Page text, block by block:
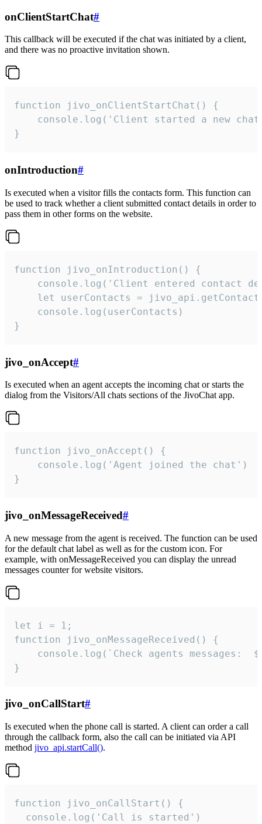
onClientStartChat#
This callback will be executed if the chat was initiated by a client,
and there was no proactive invitation shown.
function jivo_onClientStartChat() {
console.log('Client started a new
}
onIntroduction#
Is executed when a visitor fills the contacts form. This function can
be used to track whether a client submitted contact details in order to
pass them in other forms on the website.
function jivo_onIntroduction() {
console.log('Client entered contact
let userContacts =
    console.log(userContacts)
}
jivo_onAccept#
Is executed when an agent accepts the incoming chat or starts the
dialog from the Visitors/All chats sections of the JivoChat app.
function jivo_onAccept() {
}
jivo_onMessageReceived#
A new message from the agent is received. The function can be used
for the default chat label as well as for the custom icon. For
example, with onMessageReceived you can display the unread
messages counter for website visitors.
let i = 1;
function jivo_onMessageReceived() {
}
jivo_onCallStart#
Is executed when the phone call is started. A client can order a call
through the callback form, also the call can be initiated via API
method jivo_api.startCall().
function jivo_onCallStart() {
  console.log('Call is started')